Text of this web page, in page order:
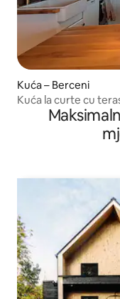
Kuća – Berceni
Kuća la curte cu